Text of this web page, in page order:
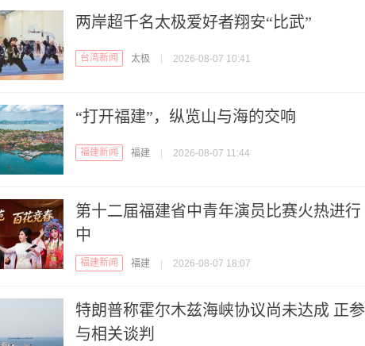
两岸超千名太极爱好者翔安“比武”
台湾新闻 太极 2026-08-07 10:41
“打开福建”，纵览山与海的交响
福建新闻 福建 2026-08-07 11:44
第十二届福建省中青年演员比赛火热进行
中
福建新闻 福建 2026-08-07 18:07
特朗普称霍尔木兹海峡协议尚未达成 正参
与相关谈判